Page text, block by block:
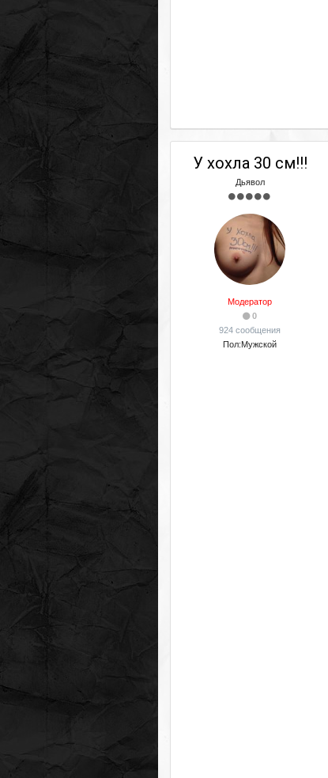
У хохла 30 см!!!
Дьявол
Модератор
0
924 сообщения
Пол:Мужской